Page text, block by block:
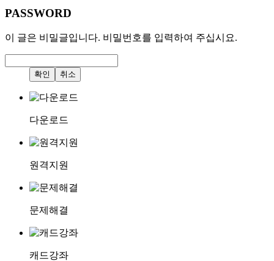
PASSWORD
이 글은 비밀글입니다. 비밀번호를 입력하여 주십시요.
다운로드
원격지원
문제해결
캐드강좌